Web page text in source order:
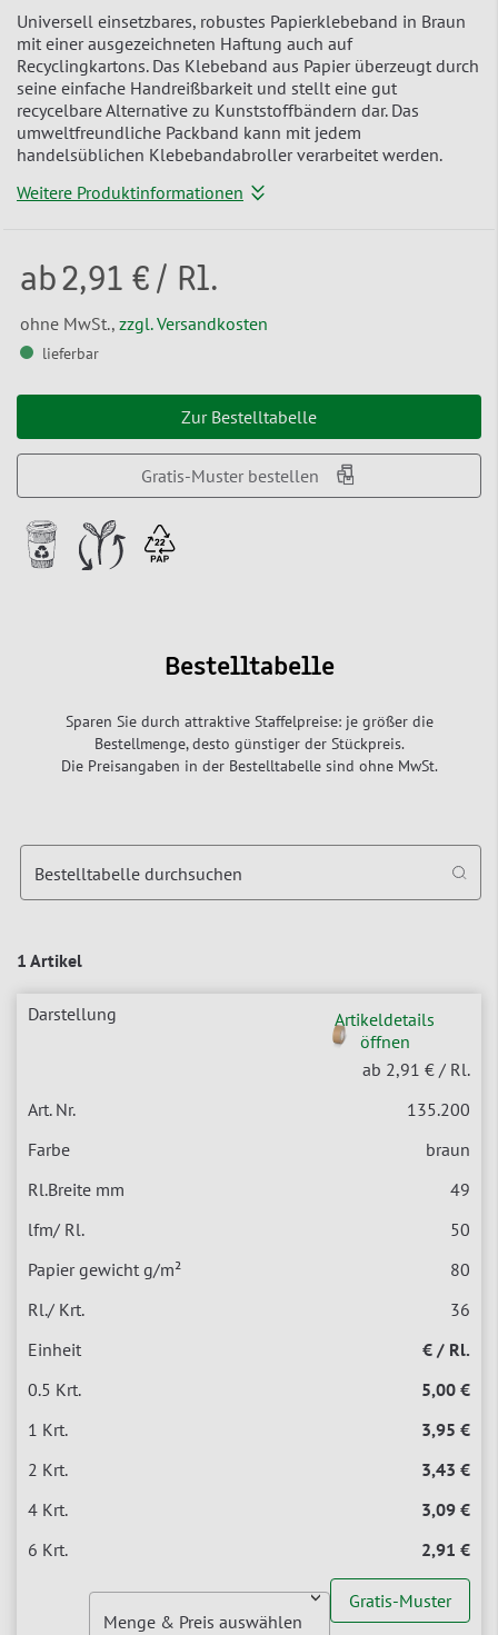
Universell einsetzbares, robustes Papierklebeband in Braun
mit einer ausgezeichneten Haftung auch auf
Recyclingkartons. Das Klebeband aus Papier überzeugt durch
seine einfache Handreißbarkeit und stellt eine gut
recycelbare Alternative zu Kunststoffbändern dar. Das
umweltfreundliche Packband kann mit jedem
handelsüblichen Klebebandabroller verarbeitet werden.
Weitere Produktinformationen
ab2,91 € / Rl.
ohne MwSt., zzgl. Versandkosten
lieferbar
Zur Bestelltabelle
Gratis-Muster bestellen
Bestelltabelle
Sparen Sie durch attraktive Staffelpreise: je größer die
Bestellmenge, desto günstiger der Stückpreis.
Die Preisangaben in der Bestelltabelle sind ohne MwSt.
1 Artikel
Bestelltabelle durchsuchen
Artikeldetails
öffnen
ab 2,91 € / Rl.
135.200
braun
49
50
80
36
€ / Rl.
5,00 €
3,95 €
3,43 €
3,09 €
2,91 €
Gratis-Muster